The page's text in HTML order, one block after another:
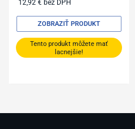
12,92€ bez DPH
Tento produkt môžete mať
lacnejšie!
ZOBRAZIŤ PRODUKT